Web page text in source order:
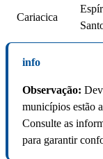
Cariacica
info
Observação:
municípios estão
Consulte as
para garantir